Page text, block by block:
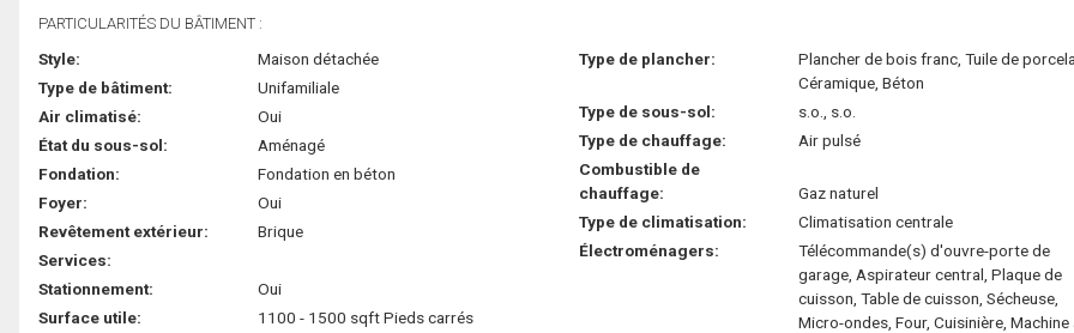
PARTICULARITÉS DU BÂTIMENT :
Style:
Maison détachée
Type de bâtiment:
Unifamiliale
Air climatisé:
Oui
État du sous-sol:
Aménagé
Fondation:
Fondation en béton
Foyer:
Oui
Revêtement extérieur:
Brique
Services:
Stationnement:
Oui
Surface utile:
1100 - 1500 sqft Pieds carrés
Type de plancher:
Plancher de bois franc, Tuile de
Céramique, Béton
Type de sous-sol:
s.o., s.o.
Type de chauffage:
Air pulsé
Combustible de
chauffage:
Gaz naturel
Type de climatisation:
Climatisation centrale
Électroménagers:
Télécommande(s) d'ouvre-porte de
garage, Aspirateur central, Plaque de
cuisson, Table de cuisson, Sécheuse,
Micro-ondes, Four, Cuisinière, Machine